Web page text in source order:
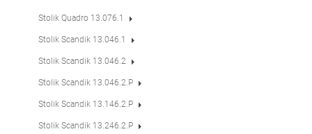
Stolik Quadro 13.076.1
Stolik Scandik 13.046.1
Stolik Scandik 13.046.2
Stolik Scandik 13.046.2.P
Stolik Scandik 13.146.2.P
Stolik Scandik 13.246.2.P